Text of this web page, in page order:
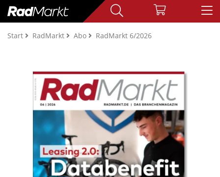
Start RadMarkt Abo RadMarkt 6/2026